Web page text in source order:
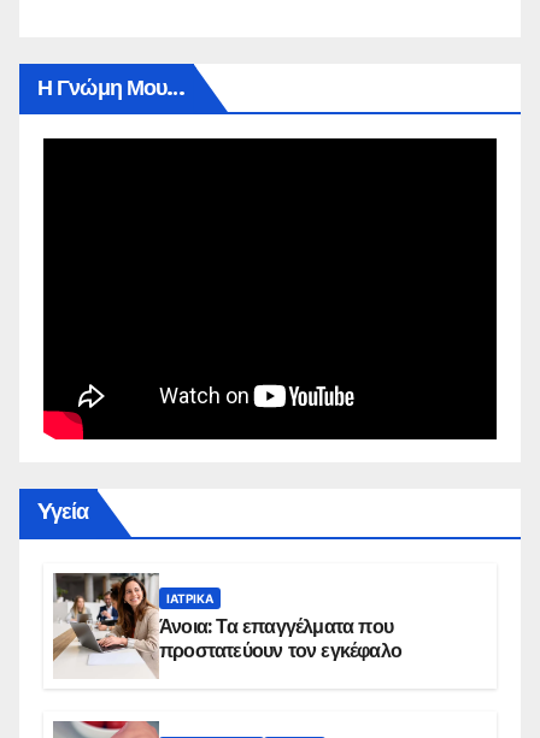
Η Γνώμη Μου…
Yγεία
ΙΑΤΡΙΚΆ
Άνοια: Τα επαγγέλματα που
προστατεύουν τον εγκέφαλο